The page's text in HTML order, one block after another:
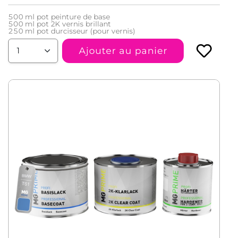
500 ml pot peinture de base
500 ml pot 2K vernis brillant
250 ml pot durcisseur (pour vernis)
Ajouter au panier